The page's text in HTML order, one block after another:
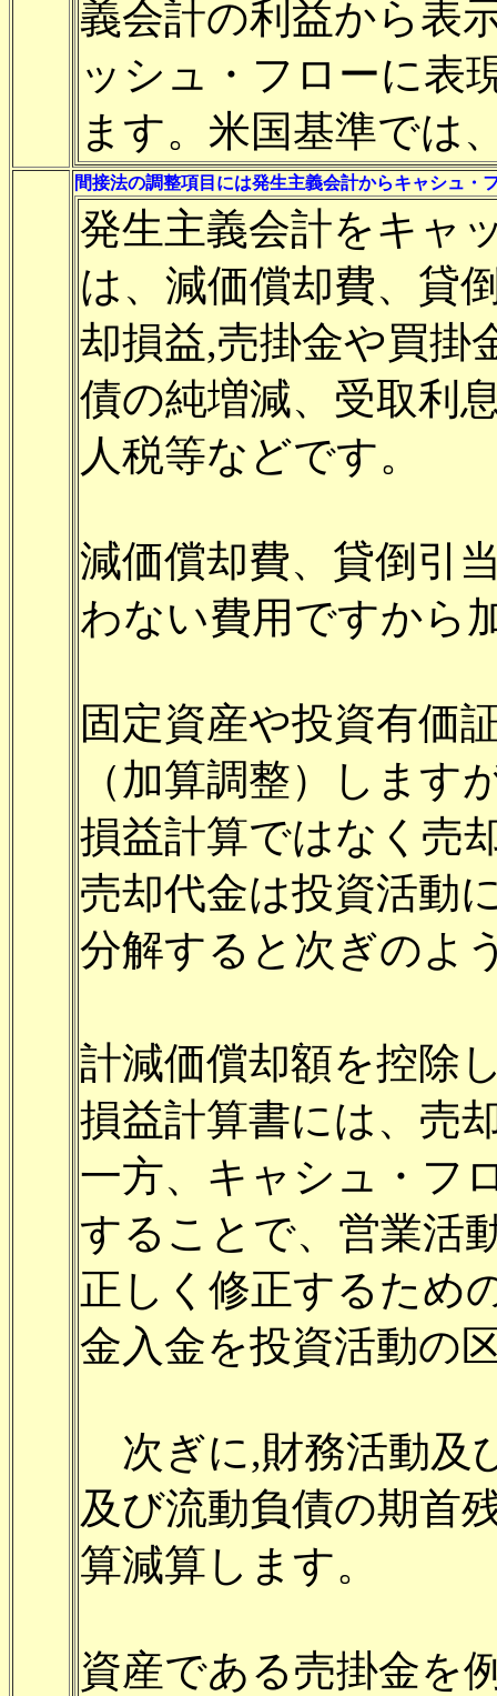
義会計の利益から表
ッシュ・フローに表
ます。米国基準では
間接法の調整項目には発生主義会計からキャシュ・
発生主義会計をキャ
は、減価償却費、貸
却損益,売掛金や買掛
債の純増減、受取利
人税等などです。
減価償却費、貸倒引
わない費用ですから
固定資産や投資有価
（加算調整）します
損益計算ではなく売
売却代金は投資活動
分解すると次ぎのよ
計減価償却額を控除
損益計算書には、売
一方、キャシュ・フ
することで、営業活
正しく修正するため
金入金を投資活動の
次ぎに,財務活動及
及び流動負債の期首
算減算します。
資産である売掛金を